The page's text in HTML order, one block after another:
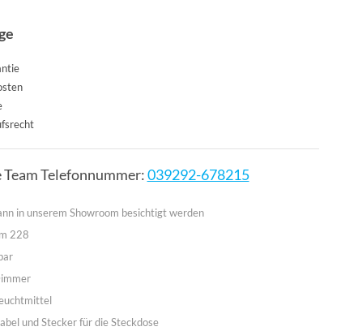
Team Telefonnummer:039292-678215
in unserem Showroom besichtigt werden
228
und Stecker für die Steckdose